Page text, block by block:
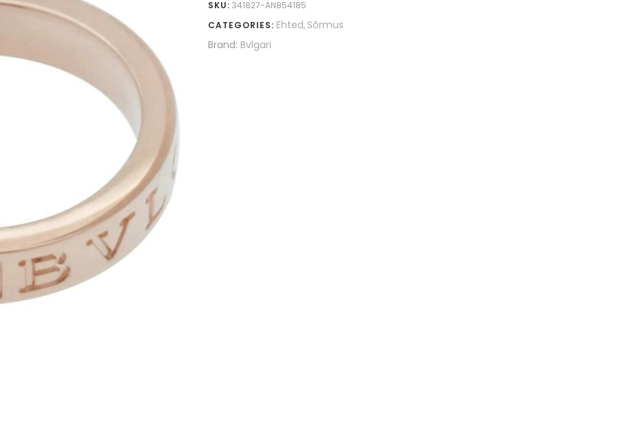
SKU: 341827-AN854185
CATEGORIES: Ehted, Sõrmus
Brand: Bvlgari